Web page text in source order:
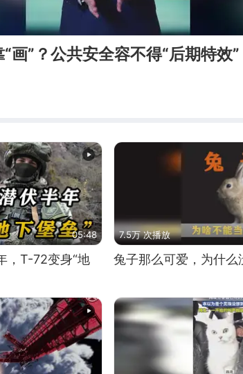
画”？公共安全容不得“后期特效”
05:48
，T-72变身“地
7.5万 次播放
兔子那么可爱，为什么